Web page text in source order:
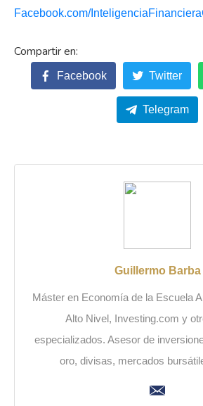
Facebook.com/
Facebook Twitter
Telegram
Guillermo Barba
Máster en Economía de la Escuela
Alto Nivel, Investing.com y
especializados. Asesor de
oro, divisas, mercados